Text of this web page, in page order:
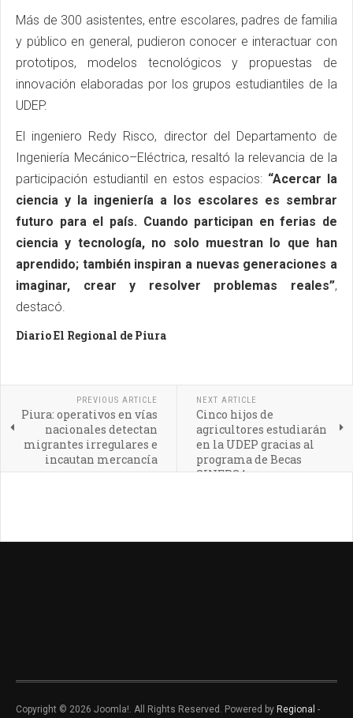
Más de 300 asistentes, entre escolares, padres de familia
y público en general, pudieron conocer e interactuar con
prototipos, modelos tecnológicos y propuestas de
innovación elaboradas por los grupos estudiantiles de la
UDEP.
El ingeniero Redy Risco, director del Departamento de
Ingeniería Mecánico–Eléctrica, resaltó la relevancia de la
participación estudiantil en estos espacios: “Acercar la
ciencia y la ingeniería a los escolares es sembrar
futuro para el país. Cuando participan en ferias de
ciencia y tecnología, no solo muestran lo que han
aprendido; también inspiran a nuevas generaciones a
imaginar, crear y resolver problemas reales”,
destacó.
Diario El Regional de Piura
PREVIOUS ARTICLE
Piura: operativos en vías
nacionales detectan
migrantes irregulares e
incautan mercancía
NEXT ARTICLE
Cinco hijos de
agricultores estudiarán
en la UDEP gracias al
programa de Becas
SINERSA
Copyright © 2026 Joomla!. All Rights Reserved. Powered by Regional -